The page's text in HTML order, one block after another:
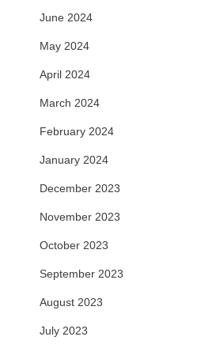
June 2024
May 2024
April 2024
March 2024
February 2024
January 2024
December 2023
November 2023
October 2023
September 2023
August 2023
July 2023